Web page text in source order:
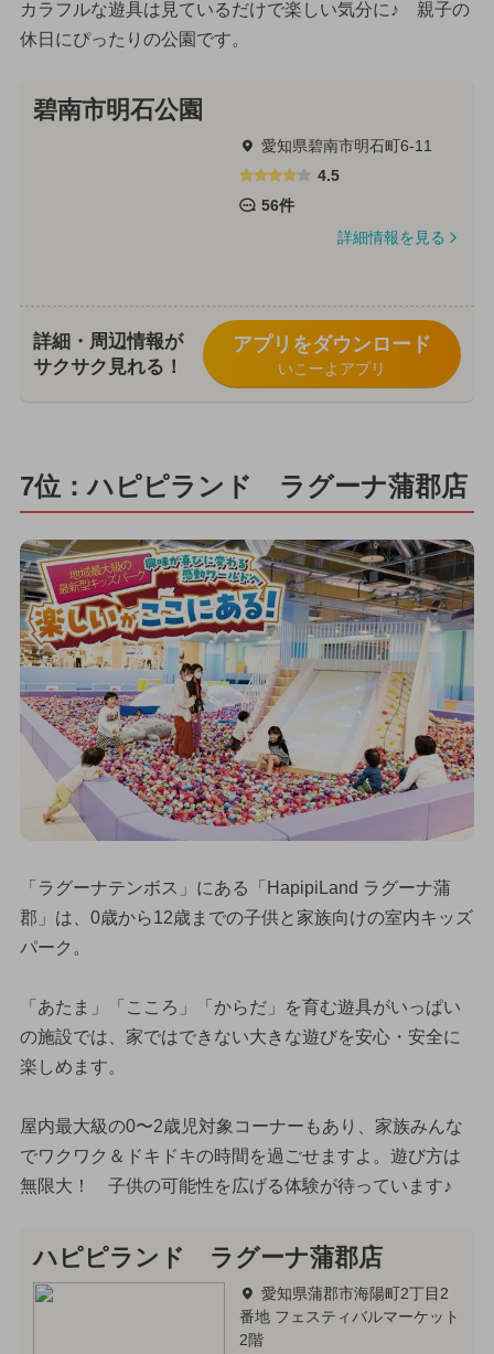
カラフルな遊具は見ているだけで楽しい気分に♪ 親子の
休日にぴったりの公園です。
碧南市明石公園
愛知県碧南市明石町6-11
4.5
56件
詳細情報を見る
詳細・周辺情報が
サクサク見れる！
アプリをダウンロード
いこーよアプリ
7位：ハピピランド ラグーナ蒲郡店
「ラグーナテンボス」にある「HapipiLand ラグーナ蒲
郡」は、0歳から12歳までの子供と家族向けの室内キッズ
パーク。
「あたま」「こころ」「からだ」を育む遊具がいっぱい
の施設では、家ではできない大きな遊びを安心・安全に
楽しめます。
屋内最大級の0〜2歳児対象コーナーもあり、家族みんな
でワクワク＆ドキドキの時間を過ごせますよ。遊び方は
無限大！ 子供の可能性を広げる体験が待っています♪
ハピピランド ラグーナ蒲郡店
愛知県蒲郡市海陽町2丁目2
番地 フェスティバルマーケット
2階